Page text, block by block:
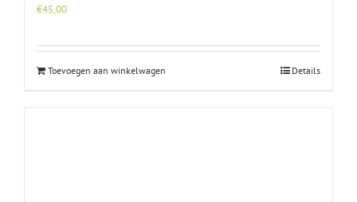
€45,00
Toevoegen aan winkelwagen Details